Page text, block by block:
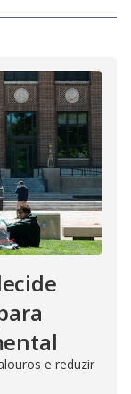
e reduzir